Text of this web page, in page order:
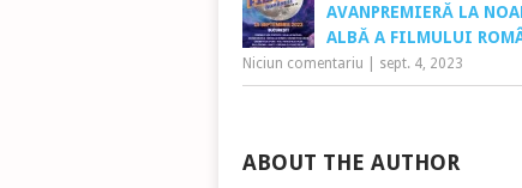
AVANPREMIERĂ LA
ALBĂ A FILMULUI
Niciun comentariu sept. 4, 2023
ABOUT THE AUTHOR